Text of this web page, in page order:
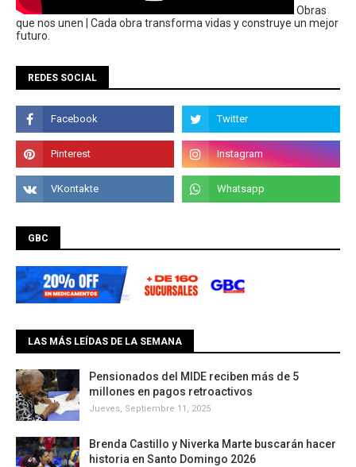
Obras
que nos unen | Cada obra transforma vidas y construye un mejor
futuro.
REDES SOCIAL
GBC
LAS MÁS LEÍDAS DE LA SEMANA
Pensionados del MIDE reciben más de 5
millones en pagos retroactivos
Jueves, Septiembre 11, 2025
Brenda Castillo y Niverka Marte buscarán hacer
historia en Santo Domingo 2026